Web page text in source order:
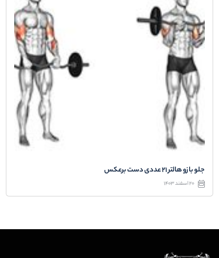
جلو بازو هالتر ۲۱ عددی دست برعکس
20 اسفند 1403